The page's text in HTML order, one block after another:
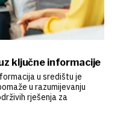
ključne informacije
u središtu je
u razumijevanju
rješenja za